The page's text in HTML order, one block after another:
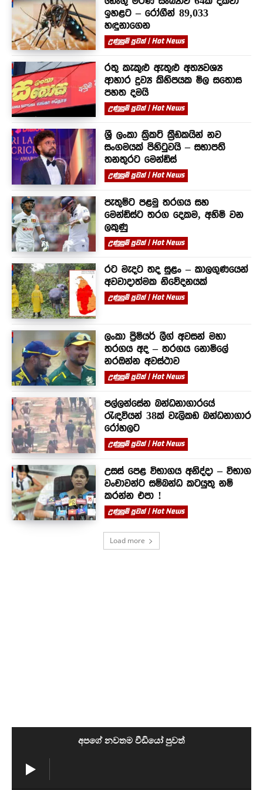
ඉහළට – රෝගීන් 89,033
හඳුනාගෙන
උණුසුම් පුවත් | Hot News
රතු කැකුළු ඇතුළු අත්‍යවශ්‍ය
ආහාර ද්‍රව්‍ය කිහිපයක මිල සතොස
පහත දමයි
උණුසුම් පුවත් | Hot News
ශ්‍රී ලංකා ක්‍රිකට් ක්‍රීඩකයින් නව
සංගමයක් පිහිටුවයි – සභාපති
තනතුරට මෙන්ඩිස්
උණුසුම් පුවත් | Hot News
පැතුම්ට පළමු තරගය සහ
මෙන්ඩිස්ට තරග දෙකම, අහිමි වන
ලකුණු
උණුසුම් පුවත් | Hot News
රට මැදට තද සුළං – කාලගුණයෙන්
අවවාදාත්මක නිවේදනයක්
උණුසුම් පුවත් | Hot News
ලංකා ප්‍රිමියර් ලීග් අවසන් මහා
තරගය අද – තරගය නොමිලේ
නරඹන්න අවස්ථාව
උණුසුම් පුවත් | Hot News
පල්ලන්සේන බන්ධනාගාරයේ
රැඳවියන් 38ක් වැලිකඩ බන්ධනාගාර
රෝහලට
උණුසුම් පුවත් | Hot News
උසස් පෙළ විභාගය අනිද්දා – විභාග
වංචාවන්ට සම්බන්ධ කටයුතු නම්
කරන්න එපා !
උණුසුම් පුවත් | Hot News
Load more
අපගේ නවතම වීඩියෝ පුවත්